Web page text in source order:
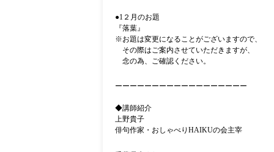
●1２ 月のお題
『落葉』
※お題は変更になることがございますので、
その際はご案内させていただきますが、
念の為、ご確認ください。
ーーーーーーーーーーーーーーーーーー
◆講師紹介
上野貴子
俳句作家・おしゃべり HAIKUの会主宰